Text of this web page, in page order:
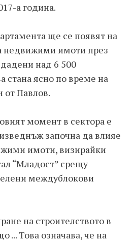
а година.
ще се появят на
недвижими имоти през
над 6 500
стана ясно по време на
от Павлов.
момент в сектора е
започна да влияе
имоти, визирайки
“Младост” срещу
междублокови
на строителството в
... Това означава, че на